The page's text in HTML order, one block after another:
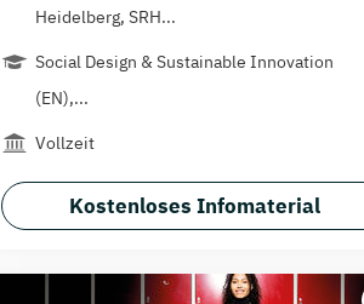
Heidelberg, SRH...
Social Design & Sustainable Innovation
(EN),...
Vollzeit
Kostenloses Infomaterial